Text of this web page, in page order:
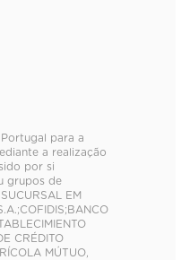
para a
a realização
por si
grupos de
EM
CRÉDITO
MÚTUO,